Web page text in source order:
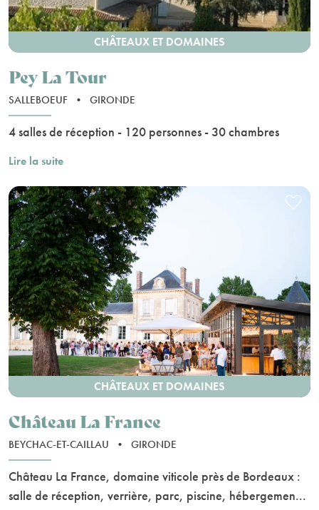
CHÂTEAUX ET DOMAINES
Pey La Tour
SALLEBOEUF • GIRONDE
4 salles de réception - 120 personnes - 30 chambres
Lire la suite
CHÂTEAUX ET DOMAINES
Château La France
BEYCHAC-ET-CAILLAU • GIRONDE
Château La France, domaine viticole près de Bordeaux :
salle de réception, verrière, parc, piscine, hébergemen...